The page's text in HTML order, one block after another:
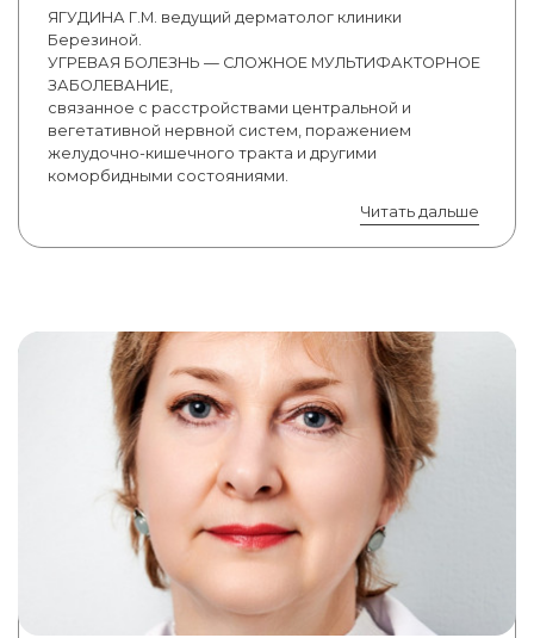
ЯГУДИНА Г.М. ведущий дерматолог клиники
Березиной.
УГРЕВАЯ БОЛЕЗНЬ — СЛОЖНОЕ МУЛЬТИФАКТОРНОЕ
ЗАБОЛЕВАНИЕ,
связанное с расстройствами центральной и
вегетативной нервной систем, поражением
желудочно-кишечного тракта и другими
коморбидными состояниями.
Читать дальше